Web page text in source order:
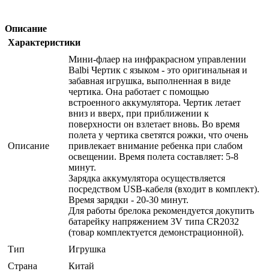
Описание
Характеристики
Описание
Мини-флаер на инфракрасном управлении
Balbi Чертик с языком - это оригинальная и
забавная игрушка, выполненная в виде
чертика. Она работает с помощью
встроенного аккумулятора. Чертик летает
вниз и вверх, при приближении к
поверхности он взлетает вновь. Во время
полета у чертика светятся рожки, что очень
привлекает внимание ребенка при слабом
освещении. Время полета составляет: 5-8
минут.
Зарядка аккумулятора осуществляется
посредством USB-кабеля (входит в комплект).
Время зарядки - 20-30 минут.
Для работы брелока рекомендуется докупить
батарейку напряжением 3V типа CR2032
(товар комплектуется демонстрационной).
Тип
Игрушка
Страна
Китай